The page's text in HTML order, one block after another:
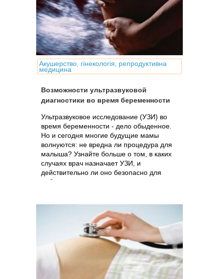
Акушерство, гінекологія, репродуктивна
медицина
Возможности ультразвуковой
диагностики во время беременности
Ультразвуковое исследование (УЗИ) во
время беременности - дело обыденное.
Но и сегодня многие будущие мамы
волнуются: не вредна ли процедура для
малыша? Узнайте больше о том, в каких
случаях врач назначает УЗИ, и
действительно ли оно безопасно для
ребенка